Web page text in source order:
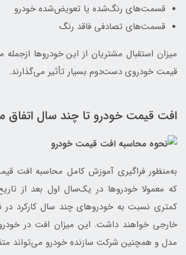
قسمت‌های رنگ‌شده یا تعویض‌شده خودرو
قسمت‌های تصادفی فاقد رنگ
میزان استقبال مشتریان از این خودروها
قیمت خودروی دست‌دوم بسیار تأثیر می‌گذارند.
افت قیمت خودرو تا چند سال اتفاق
به‌منظور فراگیری آموزش کامل محاسبه افت
که معمولا خودروها در یک‌سال اول بعد از
کمتری نسبت به خودروهای چند سال کارکرد در
خارجی خواهند داشت. این میزان افت در
مدل و همچنین شرکت سازنده خودرو می‌تواند